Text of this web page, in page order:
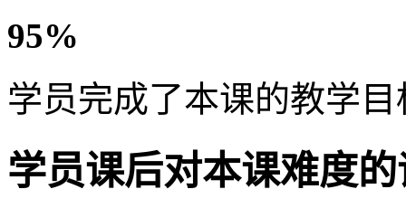
95%
学员完成了本课的教学目
学员课后对本课难度